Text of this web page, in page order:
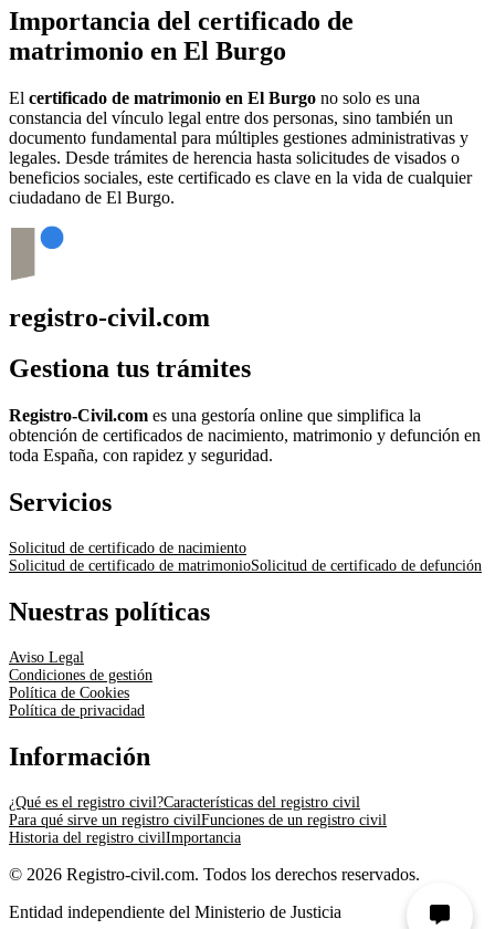
Importancia del certificado de
matrimonio en El Burgo
El certificado de matrimonio en El Burgo no solo es una
constancia del vínculo legal entre dos personas, sino también un
documento fundamental para múltiples gestiones administrativas y
legales. Desde trámites de herencia hasta solicitudes de visados o
beneficios sociales, este certificado es clave en la vida de cualquier
ciudadano de El Burgo.
registro-civil.com
Gestiona tus trámites
Registro-Civil.com es una gestoría online que simplifica la
obtención de certificados de nacimiento, matrimonio y defunción en
toda España, con rapidez y seguridad.
Servicios
Solicitud de certificado de nacimiento
Solicitud de certificado de matrimonioSolicitud de certificado de defunción
Nuestras políticas
Aviso Legal
Condiciones de gestión
Política de Cookies
Política de privacidad
Información
¿Qué es el registro civil?Características del registro civil
Para qué sirve un registro civilFunciones de un registro civil
Historia del registro civilImportancia
© 2026 Registro-civil.com. Todos los derechos reservados.
Entidad independiente del Ministerio de Justicia